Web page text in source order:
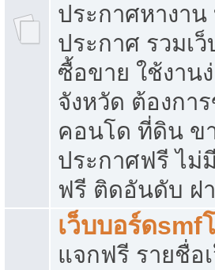
ประกาศหางาน
ประกาศ รวมเ
ซื้อขาย ใช้งาน
จังหวัด ต้องกา
คอนโด ที่ดิน ข
ประกาศฟรี ไม่
ฟรี ติดอันดับ ฝ
เว็บบอร์ดsmf
แจกฟรี รายชื่อ